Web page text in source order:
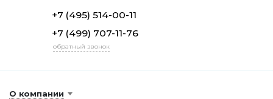
+7 (495) 514-00-11
+7 (499) 707-11-76
обратный звонок
О компании